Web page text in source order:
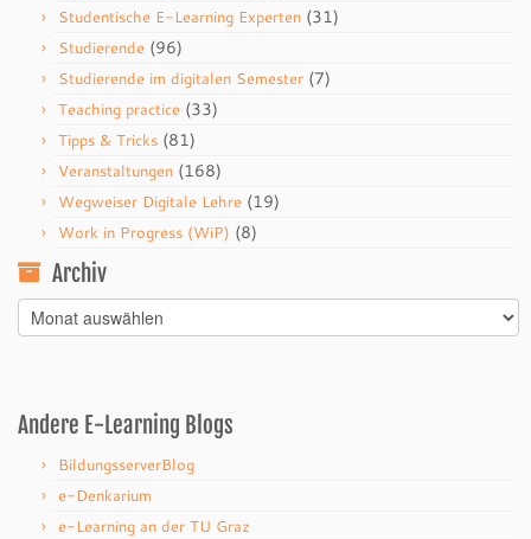
Studentische E-Learning Experten (31)
Studierende (96)
Studierende im digitalen Semester (7)
Teaching practice (33)
Tipps & Tricks (81)
Veranstaltungen (168)
Wegweiser Digitale Lehre (19)
Work in Progress (WiP) (8)
Archiv
Archiv
Andere E-Learning Blogs
BildungsserverBlog
e-Denkarium
e-Learning an der TU Graz